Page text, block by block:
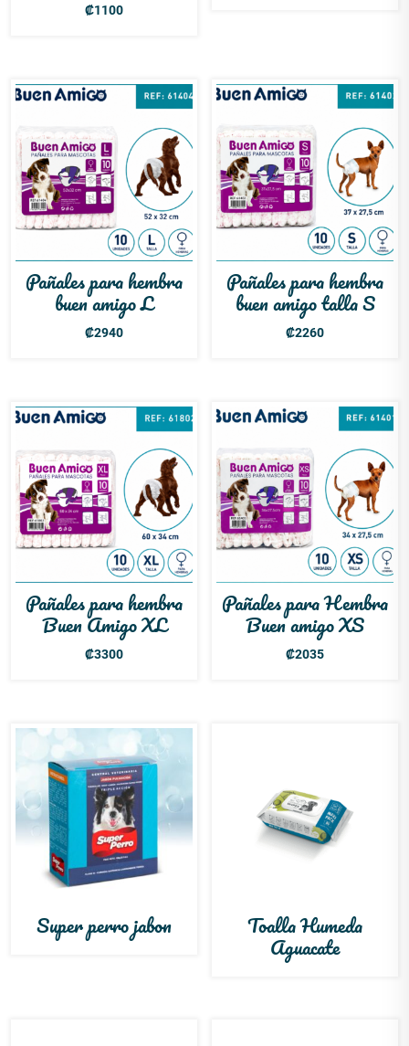
₡1100
Pañales para hembra
buen amigo L
₡2940
Pañales para hembra
buen amigo talla S
₡2260
Pañales para hembra
Buen Amigo XL
₡3300
Pañales para Hembra
Buen amigo XS
₡2035
Super perro jabon Toalla Humeda
Aguacate